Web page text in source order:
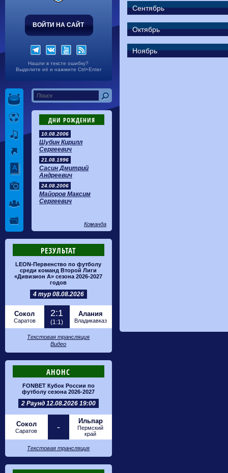
ВОЙТИ НА САЙТ
Нашли в тексте ошибку?
Выделите её и нажмите Ctrl+Enter
ДНИ РОЖДЕНИЯ
10.08.2006
Шубин Кирилл
Сергеевич
21.08.1996
Сасин Дмитрий
Андреевич
24.08.2006
Майоров Максим
Сергеевич
Команда
РЕЗУЛЬТАТ
LEON-Первенство по футболу
среди команд Второй Лиги
«Дивизион А» сезона 2026-2027
годов
4 тур 08.08.2026
Сокол
Саратов
2:1
(1:1)
Алания
Владикавказ
Текстовая трансляция
Видео
АНОНС
FONBET Кубок России по
футболу сезона 2026-2027
2 Раунд 12.08.2026 19:00
Сокол
Саратов -
Ильпар
Пермский
край
Текстовая трансляция
Сентябрь
Октябрь
Ноябрь
Калуга
0-1 Сибирь